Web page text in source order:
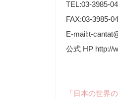
TEL:03-3985-
FAX:03-3985-
E-mail:t-
公式 HP http://
「日本の世界